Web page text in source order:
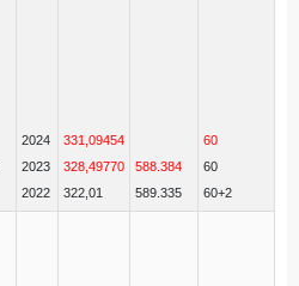
2024
2023
2022
331,09454
328,49770
322,01
588.384
589.335
60
60
60+2